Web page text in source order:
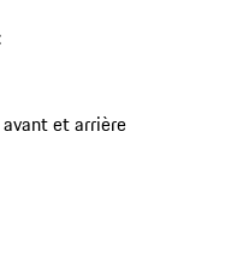
et arrière